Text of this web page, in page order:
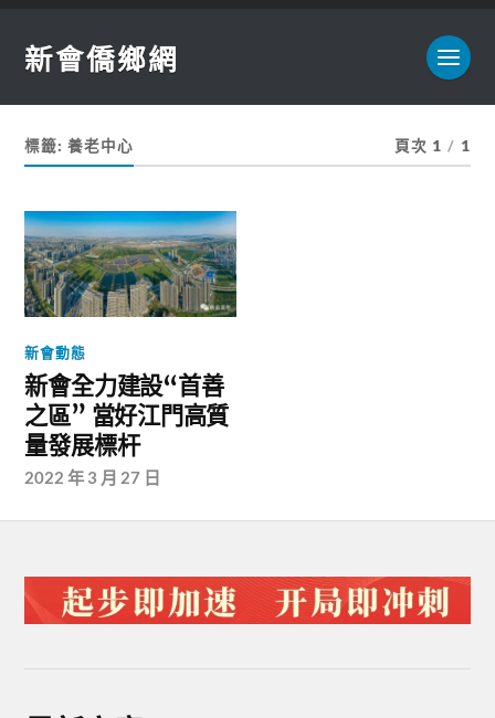
新會僑鄉網
標籤:養老中心 頁次 1 / 1
新會動態
新會全力建設“首善
之區” 當好江門高質
量發展標杆
2022 年 3 月 27 日